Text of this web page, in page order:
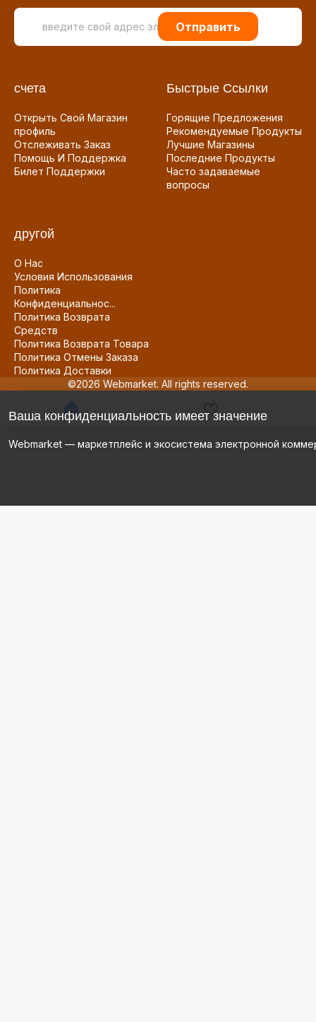
Отправить
счета
Открыть Свой Магазин
профиль
Отслеживать Заказ
Помощь И Поддержка
Билет Поддержки
Быстрые Ссылки
Горящие Предложения
Рекомендуемые Продукты
Лучшие Магазины
Последние Продукты
Часто задаваемые
вопросы
другой
О Нас
Условия Использования
Политика
Конфиденциальнос...
Политика Возврата
Средств
Политика Возврата Товара
Политика Отмены Заказа
Политика Доставки
©2026 Webmarket. All rights reserved.
Ваша конфиденциальность имеет значение
Webmarket — маркетплейс и экосистема электронной